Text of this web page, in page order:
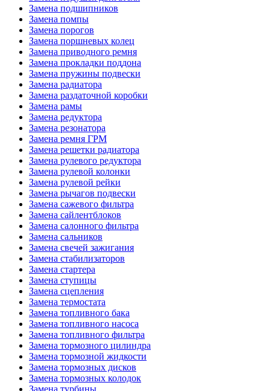
Замена подшипников
Замена помпы
Замена порогов
Замена поршневых колец
Замена приводного ремня
Замена прокладки поддона
Замена пружины подвески
Замена радиатора
Замена раздаточной коробки
Замена рамы
Замена редуктора
Замена резонатора
Замена ремня ГРМ
Замена решетки радиатора
Замена рулевого редуктора
Замена рулевой колонки
Замена рулевой рейки
Замена рычагов подвески
Замена сажевого фильтра
Замена сайлентблоков
Замена салонного фильтра
Замена сальников
Замена свечей зажигания
Замена стабилизаторов
Замена стартера
Замена ступицы
Замена сцепления
Замена термостата
Замена топливного бака
Замена топливного насоса
Замена топливного фильтра
Замена тормозного цилиндра
Замена тормозной жидкости
Замена тормозных дисков
Замена тормозных колодок